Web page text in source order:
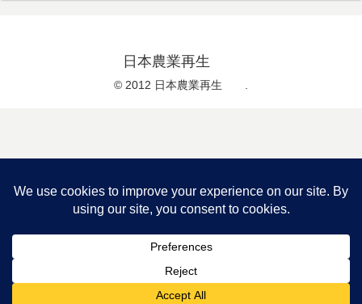
日本農業再生
© 2012 日本農業再生 .